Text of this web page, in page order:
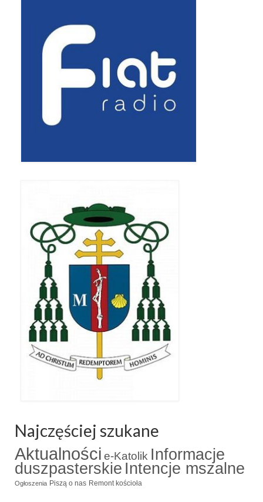
Najczęściej szukane
Aktualności e-Katolik Informacje
duszpasterskie Intencje mszalne
Ogłoszenia Piszą o nas Remont kościoła